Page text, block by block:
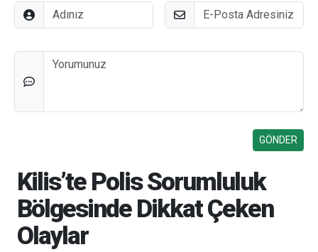
Adınız E-Posta
Düşünceleriniz
Kilis’te Polis Sorumluluk
Bölgesinde Dikkat Çeken
Olaylar